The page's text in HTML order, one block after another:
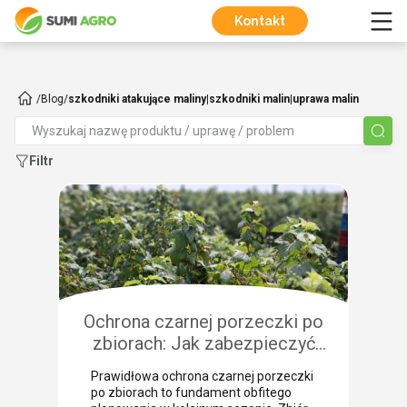
Kontakt
/Blog/szkodniki atakujące maliny|szkodniki malin|uprawa malin
Filtr
Ochrona czarnej porzeczki po
zbiorach: Jak zabezpieczyć
plantację przed chorobami i
szkodnikami?
Prawidłowa ochrona czarnej porzeczki
po zbiorach to fundament obfitego